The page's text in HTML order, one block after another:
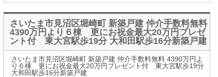
さいたま市見沼区堀崎町 新築戸建 仲介手数料無料
4390万円より６棟 更にお祝金最大20万円プレゼ
ント付 東大宮駅歩19分 大和田駅歩16分新築戸建
さいたま市見沼区堀崎町 新築戸建 仲介手数料無料 4390万円よ
り６棟 更にお祝金最大20万円プレゼント付 東大宮駅歩19分
大和田駅歩16分新築戸建